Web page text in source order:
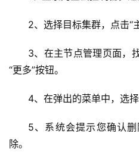
N
网
站
2、选择目标集群，点击“
3、在主节点管理页面，
“更多”按钮。
4、在弹出的菜单中，选择
5、系统会提示您确认
除。